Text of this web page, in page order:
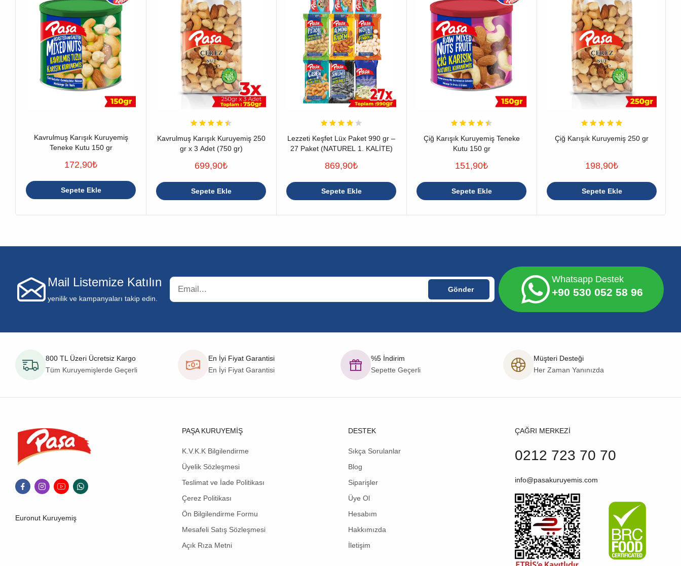
Kavrulmuş Karışık Kuruyemiş
Teneke Kutu 150 gr
172,90₺
Sepete Ekle
Kavrulmuş Karışık Kuruyemiş 250
gr x 3 Adet (750 gr)
699,90₺
Sepete Ekle
Lezzeti Keşfet Lüx Paket 990 gr –
27 Paket (NATUREL 1. KALİTE)
869,90₺
Sepete Ekle
Çiğ Karışık Kuruyemiş Teneke
Kutu 150 gr
151,90₺
Sepete Ekle
Çiğ Karışık Kuruyemiş 250 gr
198,90₺
Sepete Ekle
Mail Listemize Katılın
yenilik ve kampanyaları takip edin.
Whatsapp Destek
+90 530 052 58 96
800 TL Üzeri Ücretsiz Kargo
Tüm Kuruyemişlerde Geçerli
En İyi Fiyat Garantisi
En İyi Fiyat Garantisi
%5 İndirim
Sepette Geçerli
Müşteri Desteği
Her Zaman Yanınızda
Euronut Kuruyemiş
PAŞA KURUYEMİŞ
K.V.K.K Bilgilendirme
Üyelik Sözleşmesi
Teslimat ve İade Politikası
Çerez Politikası
Ön Bilgilendirme Formu
Mesafeli Satış Sözleşmesi
Açık Rıza Metni
DESTEK
Sıkça Sorulanlar
Blog
Siparişler
Üye Ol
Hesabım
Hakkımızda
İletişim
ÇAĞRI MERKEZİ
0212 723 70 70
info@pasakuruyemis.com